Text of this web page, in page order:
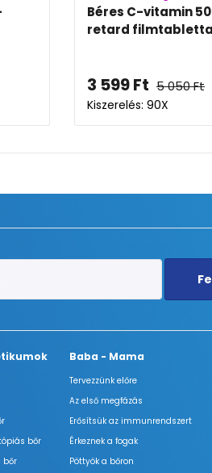
Béres C-vitamin
retard filmtabletta
3 599Ft 5 050Ft
Kiszerelés: 90X
bőr
bőr
Baba - Mama
Tervezzünk előre
Az első megfázás
Erősítsük az immunrendszert
Érkeznek a fogak
Pöttyök a bőron